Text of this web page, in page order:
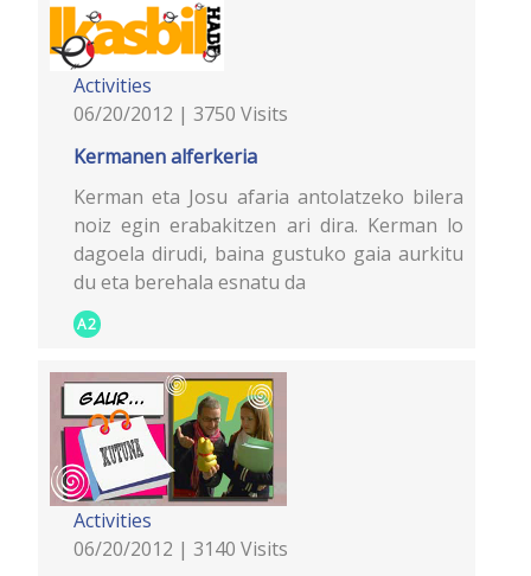
Activities
06/20/2012 | 3750 Visits
Kermanen alferkeria
Kerman eta Josu afaria antolatzeko bilera
noiz egin erabakitzen ari dira. Kerman lo
dagoela dirudi, baina gustuko gaia aurkitu
du eta berehala esnatu da
A2
Activities
06/20/2012 | 3140 Visits